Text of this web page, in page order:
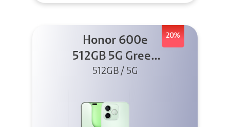
20%
Honor 600e
512GB 5G Green
+ 45W
512GB / 5G